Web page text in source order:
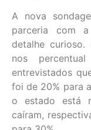
A nova
parceria com
detalhe
nos
entrevistados
foi de 20% para
o estado está
caíram,